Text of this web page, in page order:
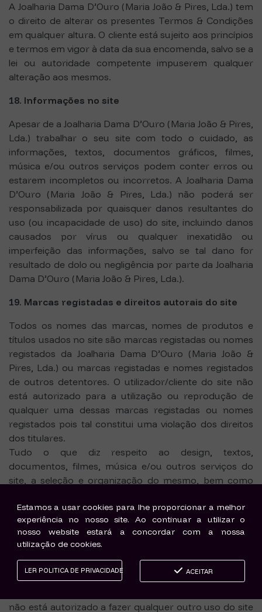
A Joalharia Dama D’Ouro (Maria João & Pires, Lda.) tem
o direito de alterar os presentes Termos & Condições
em qualquer altura. O cliente está sujeito aos princípios
e termos em vigor à data da sua encomenda, salvo se a
lei ou autoridade competente impuserem qualquer
alteração aos mesmos.
18. Informações no site
Apesar de a Joalharia Dama D’Ouro (Maria João & Pires,
Lda.) trabalhar o seu site com todo o cuidado, as
informações, textos, documentos gráficos, filmes,
música e/ou outros serviços podem conter erros ou
estarem incompletos ou incorretos. A Joalharia Dama
D’Ouro (Maria João & Pires, Lda.) não poderá ser
responsabilizada por quaisquer danos resultantes do
uso (ou incapacidade de uso) do site, incluindo danos
causados por vírus ou qualquer inexatidão ou
imperfeição das informações, salvo se tal dano for
resultado de dolo ou negligência por parte da Joalharia
Dama D’Ouro (Maria João & Pires, Lda.).
19. Marcas registadas e direitos autorais do site
Todos os nomes das marcas, nomes de produtos e
títulos usados no site são marcas registadas ou nomes
registados da Joalharia Dama D’Ouro (Maria João &
Pires, Lda.) ou marcas registadas e nomes registados
de outros detentores. O utilizador/cliente do site não
está autorizado para a utilização ou reprodução de
qualquer uma dessas marcas registadas ou nomes
registados pois tal constitui uma violação dos direitos
dos titulares.
Tudo o que diz respeito ao design, textos,
documentos, filmes, música e/ou outros serviços do
site, a seleção e organização do mesmo, bem como
todos os outros materiais do site são propriedade da
Joalharia Dama D’Ouro (Maria João & Pires, Lda.) e seus
fornecedores. Os utilizadores/clientes estão apenas
autorizados a copiar eletronicamente e imprimir
porções do site caso tal seja necessário para efetuar
uma encomenda no mesmo ou para utilizar o site
não está autorizado a fazer qualquer outro uso do site
Estamos a usar cookies para lhe proporcionar a melhor
experiência no nosso site. Ao continuar a utilizar o
nosso website estará a concordar com a nossa
utilização de cookies.
LER POLITICA DE PRIVACIDADE ACEITAR